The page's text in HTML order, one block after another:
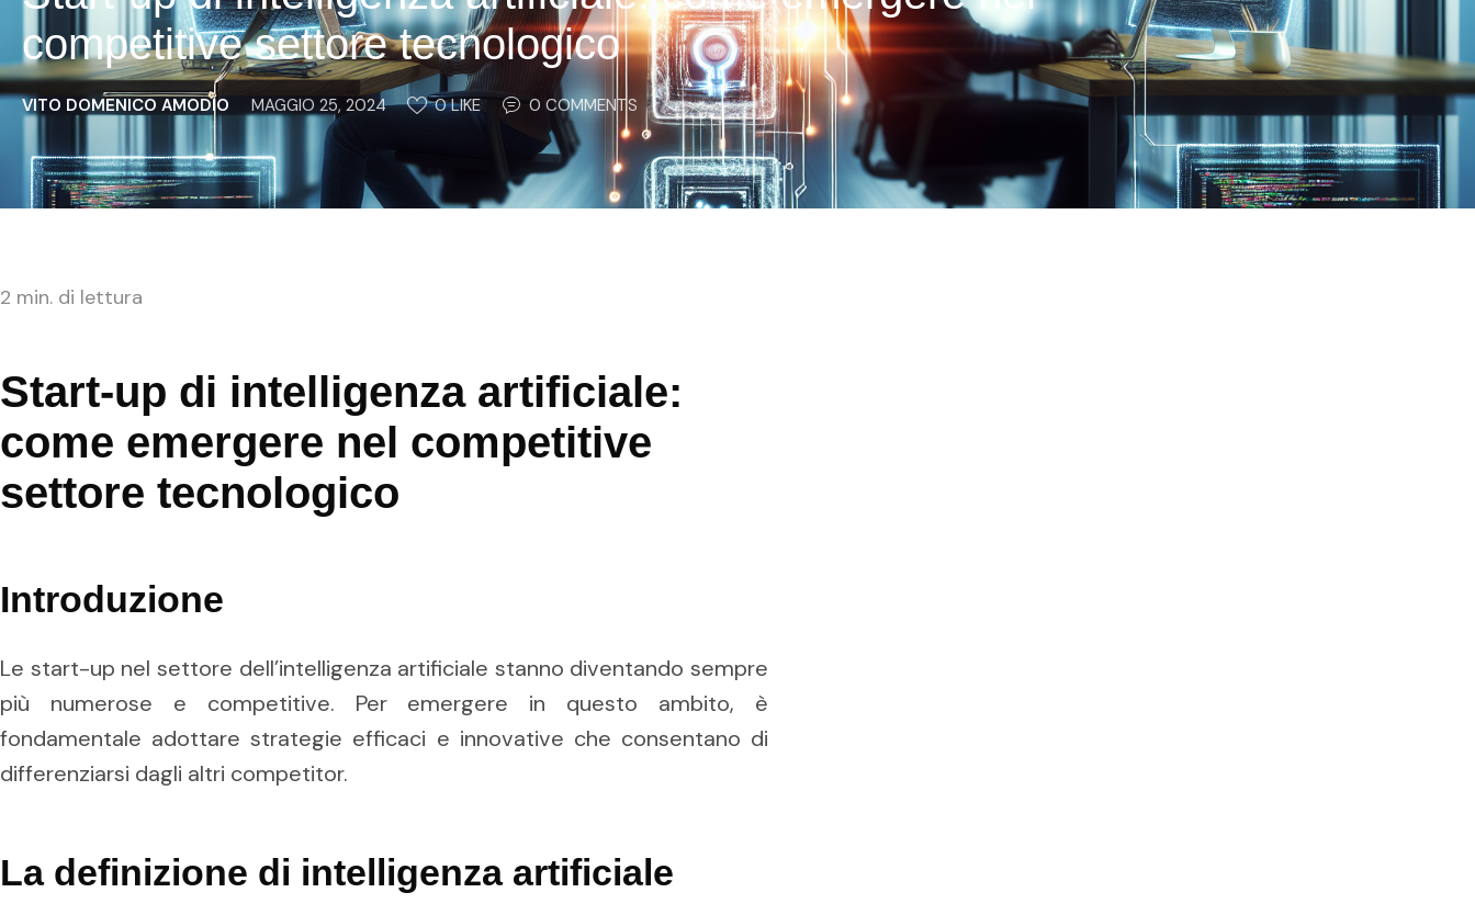
competitive settore tecnologico
VITO DOMENICO AMODIO MAGGIO 25, 2024 0 LIKE 0 COMMENTS
2 min. di lettura
Start-up di intelligenza artificiale:
come emergere nel competitive
settore tecnologico
Introduzione
Le start-up nel settore dell’intelligenza artificiale stanno diventando sempre
più numerose e competitive. Per emergere in questo ambito, è
fondamentale adottare strategie efficaci e innovative che consentano di
differenziarsi dagli altri competitor.
La definizione di intelligenza artificiale